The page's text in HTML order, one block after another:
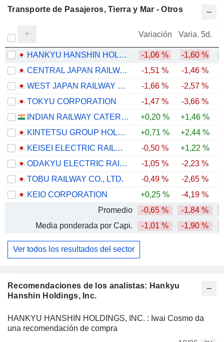
Recomendaciones de los analistas: Hankyu
Hanshin Holdings, Inc.
HANKYU HANSHIN HOLDINGS, INC. : Iwai Cosmo da
una recomendación de compra
Transporte de Pasajeros, Tierra y Mar - Otros
Variación Varia. 5d.
HANKYU HANSHIN HOLDINGS, INC. -1,06 % -1,60 %
CENTRAL JAPAN RAILWAY COMPANY
-1,51 % -1,46 %
WEST JAPAN RAILWAY COMPANY
-1,66 % -2,57 %
TOKYU CORPORATION
-1,47 % -3,66 %
INDIAN RAILWAY CATERING & TOURISM CORPORATION LIMITED
+0,20 % +1,46 %
KINTETSU GROUP HOLDINGS CO.,LTD.
+0,71 % +2,44 %
KEISEI ELECTRIC RAILWAY CO., LTD.
-0,50 % +1,22 %
ODAKYU ELECTRIC RAILWAY CO., LTD.
-1,05 % -2,23 %
TOBU RAILWAY CO., LTD.
-0,49 % -2,65 %
KEIO CORPORATION
+0,25 % -4,19 %
Promedio
-0,65 % -1,84 %
Media ponderada por Capi.
-1,01 % -1,90 %
Ver todos los resultados del sector